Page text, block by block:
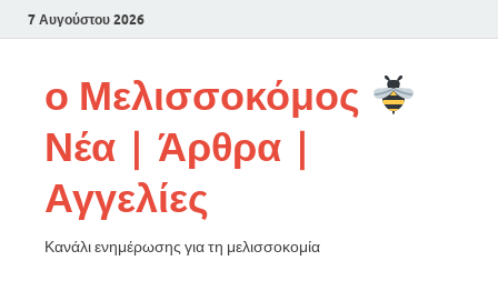
7 Αυγούστου 2026
ο Μελισσοκόμος
Νέα | Άρθρα |
Αγγελίες
Κανάλι ενημέρωσης για τη μελισσοκομία